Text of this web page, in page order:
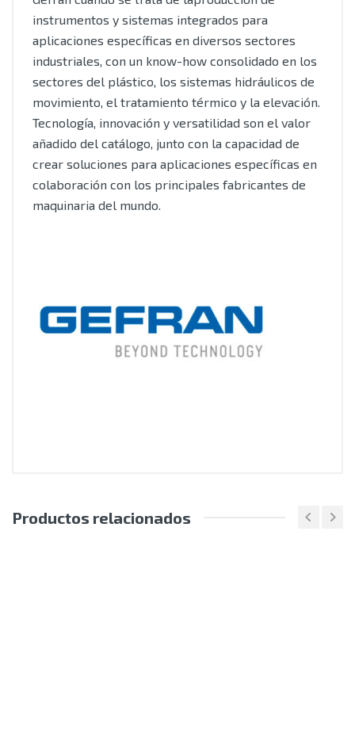
instrumentos y sistemas integrados para
aplicaciones específicas en diversos sectores
industriales, con un know-how consolidado en los
sectores del plástico, los sistemas hidráulicos de
movimiento, el tratamiento térmico y la elevación.
Tecnología, innovación y versatilidad son el valor
añadido del catálogo, junto con la capacidad de
crear soluciones para aplicaciones específicas en
colaboración con los principales fabricantes de
maquinaria del mundo.
Productos relacionados